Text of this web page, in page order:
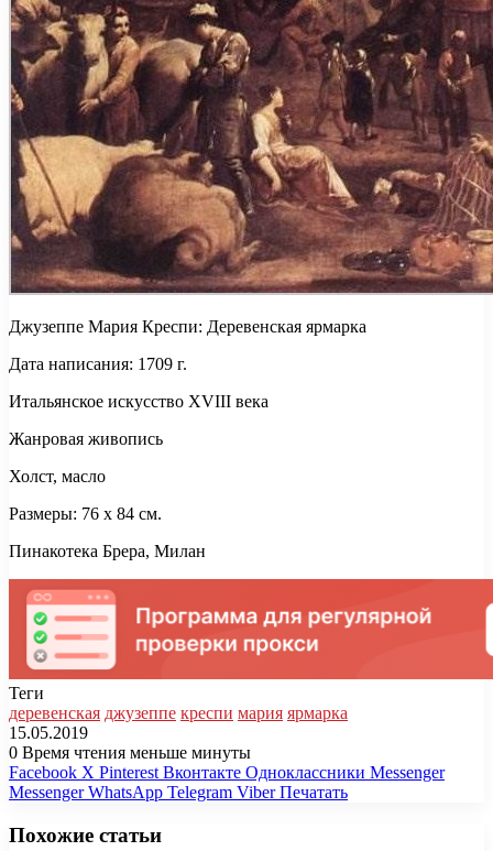
Джузеппе Мария Креспи: Деревенская ярмарка
Дата написания: 1709 г.
Итальянское искусство XVIII века
Жанровая живопись
Холст, масло
Размеры: 76 x 84 см.
Пинакотека Брера, Милан
Теги
деревенская джузеппе креспи мария ярмарка
15.05.2019
0 Время чтения меньше минуты
Facebook X Pinterest Вконтакте Одноклассники Messenger
Messenger WhatsApp Telegram Viber Печатать
Похожие статьи